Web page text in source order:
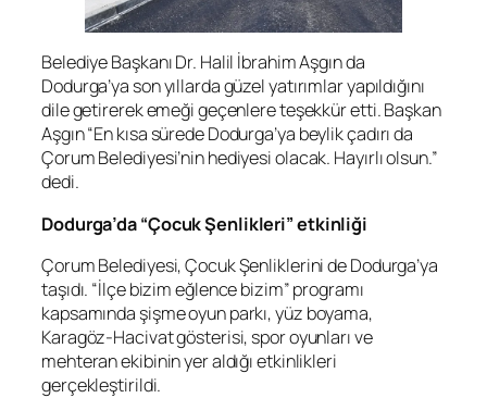
Belediye Başkanı Dr. Halil İbrahim Aşgın da
Dodurga’ya son yıllarda güzel yatırımlar yapıldığını
dile getirerek emeği geçenlere teşekkür etti. Başkan
Aşgın “En kısa sürede Dodurga’ya beylik çadırı da
Çorum Belediyesi’nin hediyesi olacak. Hayırlı olsun.”
dedi.
Dodurga’da “Çocuk Şenlikleri” etkinliği
Çorum Belediyesi, Çocuk Şenliklerini de Dodurga’ya
taşıdı. “İlçe bizim eğlence bizim” programı
kapsamında şişme oyun parkı, yüz boyama,
Karagöz-Hacivat gösterisi, spor oyunları ve
mehteran ekibinin yer aldığı etkinlikleri
gerçekleştirildi.